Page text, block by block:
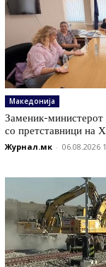
Македонија
Заменик-министерот
со претставници
Журнал.мк - 06.08.2026